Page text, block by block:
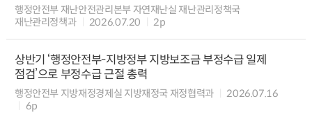
행정안전부 재난안전관리본부 자연재난실 재난관리정책국
재난관리정책과
2026.07.20 2p
상반기 ‘행정안전부-지방정부 지방보조금 부정수급 일제
점검’으로 부정수급 근절 총력
행정안전부 지방재정경제실 지방재정국 재정협력과
2026.07.16
6p